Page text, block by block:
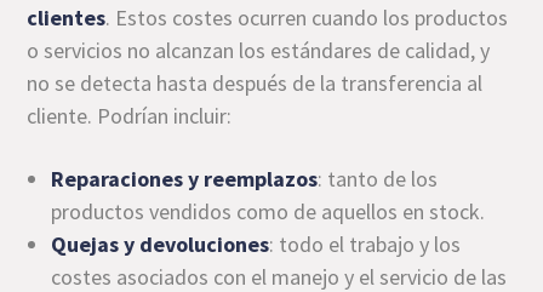
clientes. Estos costes ocurren cuando los productos
o servicios no alcanzan los estándares de calidad, y
no se detecta hasta después de la transferencia al
cliente. Podrían incluir:
Reparaciones y reemplazos: tanto de los
productos vendidos como de aquellos en stock.
Quejas y devoluciones: todo el trabajo y los
costes asociados con el manejo y el servicio de las